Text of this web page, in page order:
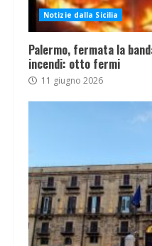
Notizie dalla Sicilia
Palermo, fermata la
incendi: otto fermi
11 giugno 2026